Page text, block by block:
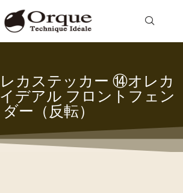
カステッカー ⑭オレカ
デアル フロントフェン
ダー（反転）